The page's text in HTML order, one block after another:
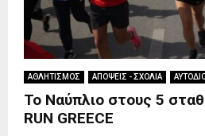
ΑΘΛΗΤΙΣΜΟΣ ΑΠΟΨΕΙΣ - ΣΧΟΛΙΑ
Το Ναύπλιο στους 5
RUN GREECE